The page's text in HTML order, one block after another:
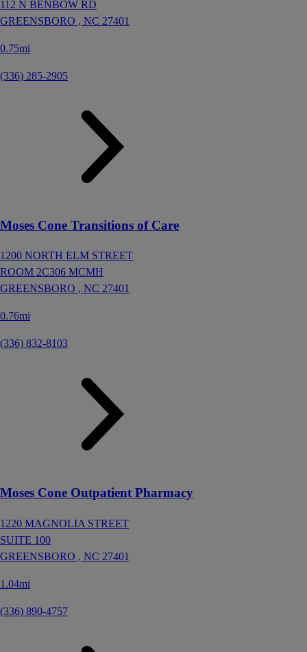
112 N BENBOW RD
GREENSBORO , NC 27401
0.75mi
(336) 285-2905
Moses Cone Transitions of Care
1200 NORTH ELM STREET
ROOM 2C306 MCMH
GREENSBORO , NC 27401
0.76mi
(336) 832-8103
Moses Cone Outpatient Pharmacy
1220 MAGNOLIA STREET
SUITE 100
GREENSBORO , NC 27401
1.04mi
(336) 890-4757